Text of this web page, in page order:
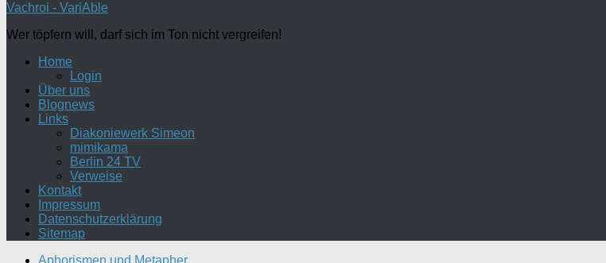
Vachroi - VariAble
Wer töpfern will, darf sich im Ton nicht vergreifen!
Home
Login
Über uns
Blognews
Links
Diakoniewerk Simeon
mimikama
Berlin 24 TV
Verweise
Kontakt
Impressum
Datenschutzerklärung
Sitemap
Aphorismen und Metapher